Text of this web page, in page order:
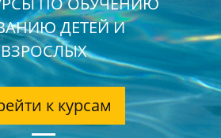
ДЕТЕЙ И
ВЗРОСЛЫХ
к курсам